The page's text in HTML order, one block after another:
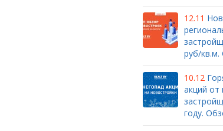
12.11
руб/кв.м.
10.12
акций от
году.